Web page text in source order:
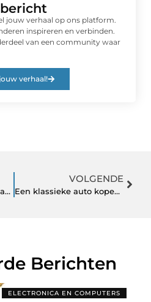
jouw verhaal op ons platform.
inspireren en verbinden.
van een community waar
verhaal!
Logistiek transportmanagementsoftware voor vraagstukken binnen transport
VOLGENDE
Een klassieke auto kopen binnen uw budget
Berichten
ELECTRONICA EN COMPUTERS